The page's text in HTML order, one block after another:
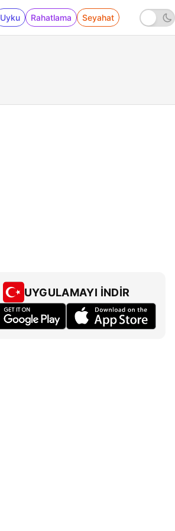
Uyku Rahatlama Seyahat
UYGULAMAYI İNDIR